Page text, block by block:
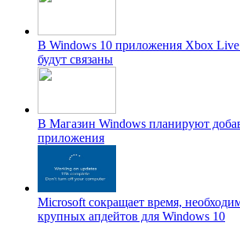
В Windows 10 приложения Xbox
будут связаны
В Магазин Windows планируют
приложения
Microsoft сокращает время,
крупных апдейтов для Windows 10